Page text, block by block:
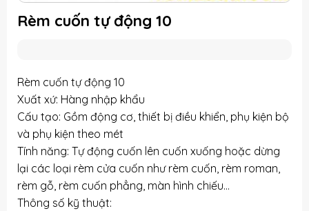
Rèm cuốn tự động 10
Rèm cuốn tự động 10
Xuất xứ: Hàng nhập khẩu
Cấu tạo: Gồm động cơ, thiết bị điều khiển, phụ kiện bộ
và phụ kiện theo mét
Tính năng: Tự động cuốn lên cuốn xuống hoặc dừng
lại các loại rèm cửa cuốn như rèm cuốn, rèm roman,
rèm gỗ, rèm cuốn phẳng, màn hình chiếu…
Thông số kỹ thuật: